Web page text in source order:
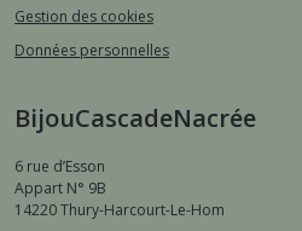
Gestion des cookies
Données personnelles
BijouCascadeNacrée
6 rue d’Esson
Appart N° 9B
14220Thury-Harcourt-Le-Hom